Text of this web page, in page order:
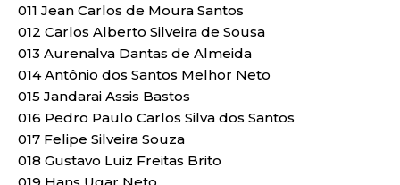
011 Jean Carlos de Moura Santos
012 Carlos Alberto Silveira de Sousa
013 Aurenalva Dantas de Almeida
014 Antônio dos Santos Melhor Neto
015 Jandarai Assis Bastos
016 Pedro Paulo Carlos Silva dos Santos
017 Felipe Silveira Souza
018 Gustavo Luiz Freitas Brito